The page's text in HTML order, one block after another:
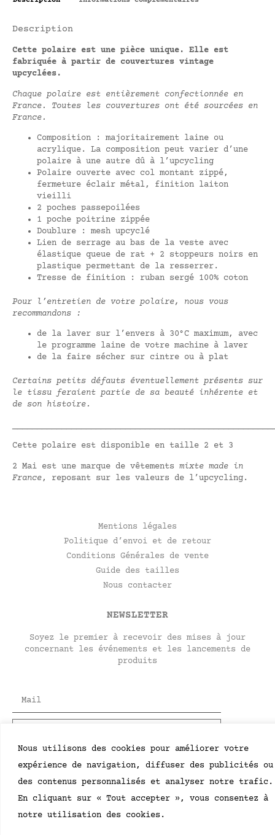
Description
Cette polaire est une pièce unique. Elle est
fabriquée à partir de couvertures vintage
upcyclées.
Chaque polaire est entièrement confectionnée en
France. Toutes les couvertures ont été sourcées en
France.
Composition : majoritairement laine ou
acrylique. La composition peut varier d’une
polaire à une autre dû à l’upcycling
Polaire ouverte avec col montant zippé,
fermeture éclair métal, finition laiton
vieilli
2 poches passepoilées
1 poche poitrine zippée
Doublure : mesh upcyclé
Lien de serrage au bas de la veste avec
élastique queue de rat + 2 stoppeurs noirs en
plastique permettant de la resserrer.
Tresse de finition : ruban sergé 100% coton
Pour l’entretien de votre polaire, nous vous
recommandons :
de la laver sur l’envers à 30°C maximum, avec
le programme laine de votre machine à laver
de la faire sécher sur cintre ou à plat
Certains petits défauts éventuellement présents sur
le tissu feraient partie de sa beauté inhérente et
de son histoire.
Cette polaire est disponible en taille 2 et 3
2 Mai est une marque de vêtements mixte made in
France, reposant sur les valeurs de l’upcycling.
Mentions légales
Politique d’envoi et de retour
Conditions Générales de vente
Guide des tailles
Nous contacter
NEWSLETTER
Soyez le premier à recevoir des mises à jour
concernant les événements et les lancements de
produits